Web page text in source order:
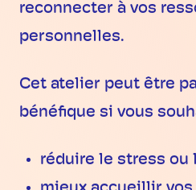
reconnecter à vos
personnelles.
Cet atelier peut être
bénéfique si vous
réduire le stress ou